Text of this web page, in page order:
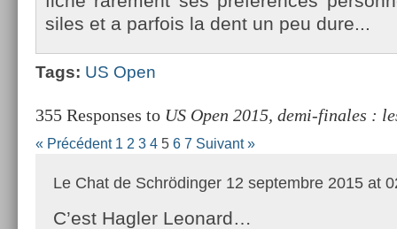
siles et a par­fois la dent un peu dure...
Tags: US Open
355 Responses to US Open 2015, demi-finales :
« Précédent 1 2 3 4 5 6 7 Suivant »
Le Chat de Schrödinger 12 septembre 2015 at
C’est Hagler Leonard…